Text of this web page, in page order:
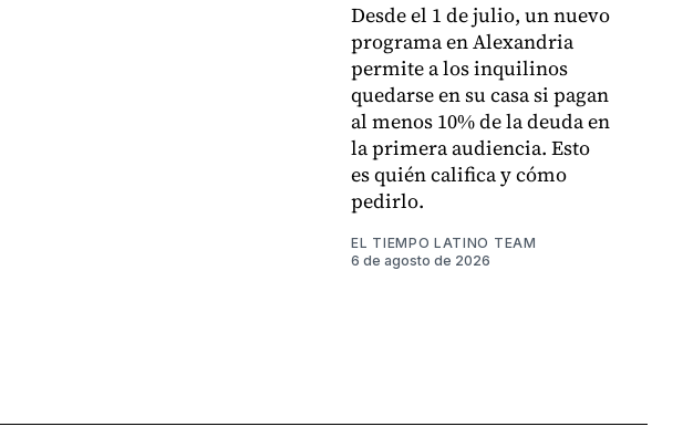
Desde el 1 de julio, un nuevo
programa en Alexandria
permite a los inquilinos
quedarse en su casa si pagan
al menos 10% de la deuda en
la primera audiencia. Esto
es quién califica y cómo
pedirlo.
EL TIEMPO LATINO TEAM
6 de agosto de 2026